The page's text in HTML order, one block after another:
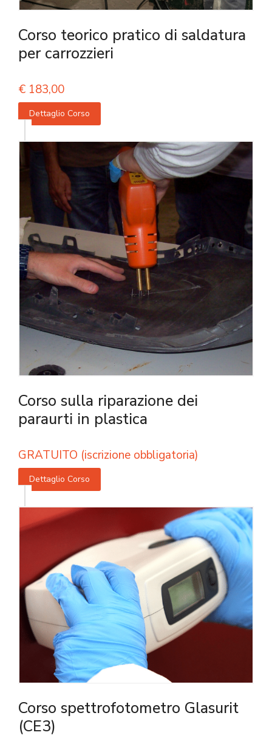
Corso teorico pratico di saldatura
per carrozzieri
€ 183,00
Dettaglio Corso
Corso sulla riparazione dei
paraurti in plastica
GRATUITO (iscrizione obbligatoria)
Dettaglio Corso
Corso spettrofotometro Glasurit
(CE3)